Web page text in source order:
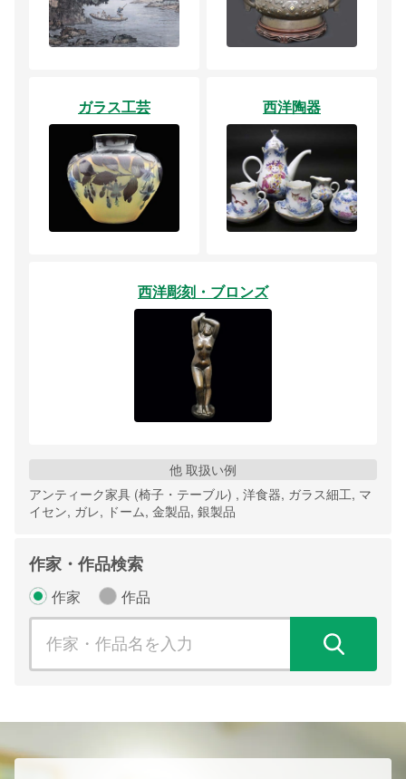
ガラス工芸 西洋陶器
西洋彫刻・ブロンズ
他 取扱い例
アンティーク家具 (椅子・テーブル) , 洋食器, ガラス細工, マ
イセン, ガレ, ドーム, 金製品, 銀製品
作家・作品検索
作家 作品